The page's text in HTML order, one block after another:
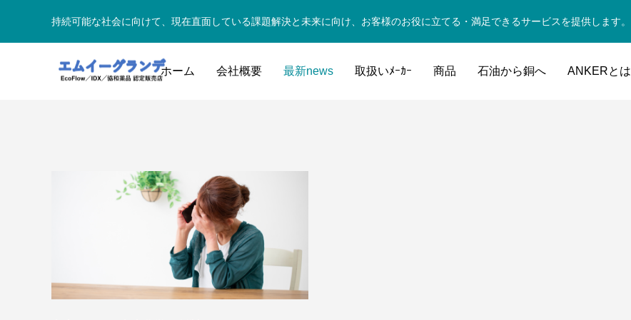
持続可能な社会に向けて、現在直面している課題解決と未来に向け、お客様のお役に立てる・満足できるサービスを提供します。
ホーム 会社概要 最新news 取扱いﾒｰｶｰ 商品 石油から銅へ ANKERとは